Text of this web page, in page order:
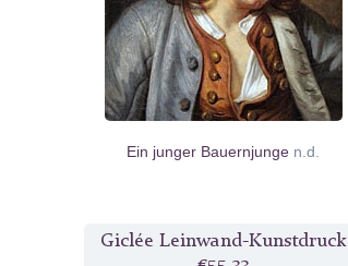
Ein junger Bauernjunge n.d.
Giclée Leinwand-Kunstdruck